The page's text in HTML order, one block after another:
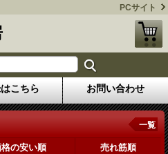
PCサイト
こちら お問い合わせ
一覧
の安い順 売れ筋順